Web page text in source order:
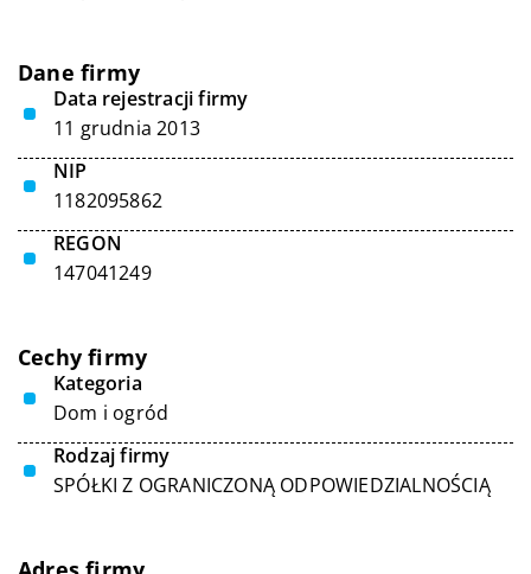
Dane firmy
Data rejestracji firmy
11 grudnia 2013
NIP
1182095862
REGON
147041249
Cechy firmy
Kategoria
Dom i ogród
Rodzaj firmy
SPÓŁKI Z OGRANICZONĄ ODPOWIEDZIALNOŚCIĄ